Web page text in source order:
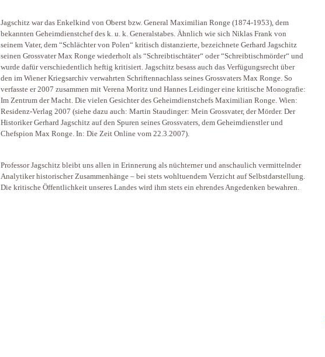
Jagschitz war das Enkelkind von Oberst bzw. General Maximilian Ronge (1874-1953), dem
bekannten Geheimdienstchef des k. u. k. Generalstabes. Ähnlich wie sich Niklas Frank von
seinem Vater, dem “Schlächter von Polen“ kritisch distanzierte, bezeichnete Gerhard Jagschitz
seinen Grossvater Max Ronge wiederholt als “Schreibtischtäter“ oder “Schreibtischmörder“ und
wurde dafür verschiedentlich heftig kritisiert. Jagschitz besass auch das Verfügungsrecht über
den im Wiener Kriegsarchiv verwahrten Schriftennachlass seines Grossvaters Max Ronge. So
verfasste er 2007 zusammen mit Verena Moritz und Hannes Leidinger eine kritische Monografie:
Im Zentrum der Macht. Die vielen Gesichter des Geheimdienstchefs Maximilian Ronge. Wien:
Residenz-Verlag 2007 (siehe dazu auch: Martin Staudinger: Mein Grossvater, der Mörder. Der
Historiker Gerhard Jagschitz auf den Spuren seines Grossvaters, dem Geheimdienstler und
Chefspion Max Ronge. In: Die Zeit Online vom 22.3.2007).
Professor Jagschitz bleibt uns allen in Erinnerung als nüchterner und anschaulich vermittelnder
Analytiker historischer Zusammenhänge – bei stets wohltuendem Verzicht auf Selbstdarstellung.
Die kritische Öffentlichkeit unseres Landes wird ihm stets ein ehrendes Angedenken bewahren.